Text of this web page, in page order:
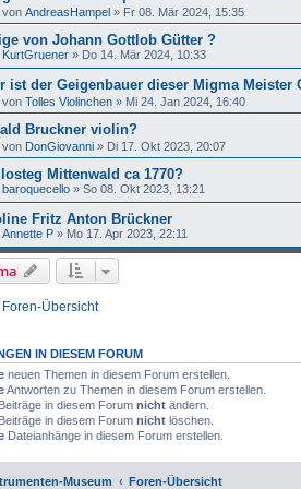
von AndreasHampel » Fr 08. Mär 2024, 15:35
von Johann Gottlob Gütter ?
KurtGruener » Do 14. Mär 2024, 10:33
ist der Geigenbauer dieser Migma Meister
von Tolles Violinchen » Mi 24. Jan 2024, 16:40
Bruckner violin?
von DonGiovanni » Di 17. Okt 2023, 20:07
Mittenwald ca 1770?
baroquecello » So 08. Okt 2023, 13:21
Fritz Anton Brückner
Annette P » Mo 17. Apr 2023, 22:11
Übersicht
IN DIESEM FORUM
neuen Themen in diesem Forum erstellen.
Antworten zu Themen in diesem Forum erstellen.
in diesem Forum nicht ändern.
in diesem Forum nicht löschen.
Dateianhänge in diesem Forum erstellen.
Museum Foren-Übersicht